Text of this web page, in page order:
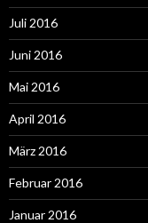
Juli 2016
Juni 2016
Mai 2016
April 2016
März 2016
Februar 2016
Januar 2016